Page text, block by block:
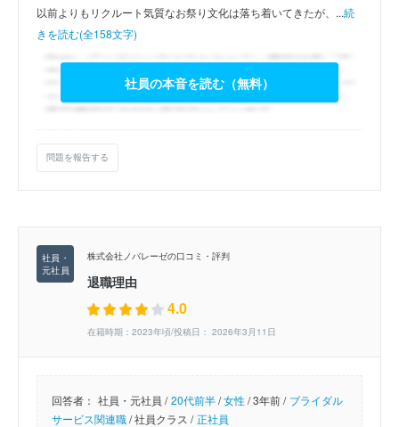
以前よりもリクルート気質なお祭り文化は落ち着いてきたが、...続
きを読む(全158文字)
社員の本音を読む（無料）
問題を報告する
株式会社ノバレーゼの口コミ・評判
退職理由
4.0
在籍時期：2023年頃/投稿日： 2026年3月11日
回答者： 社員・元社員 / 20代前半/女性/3年前 / ブライダル
サービス関連職/社員クラス / 正社員